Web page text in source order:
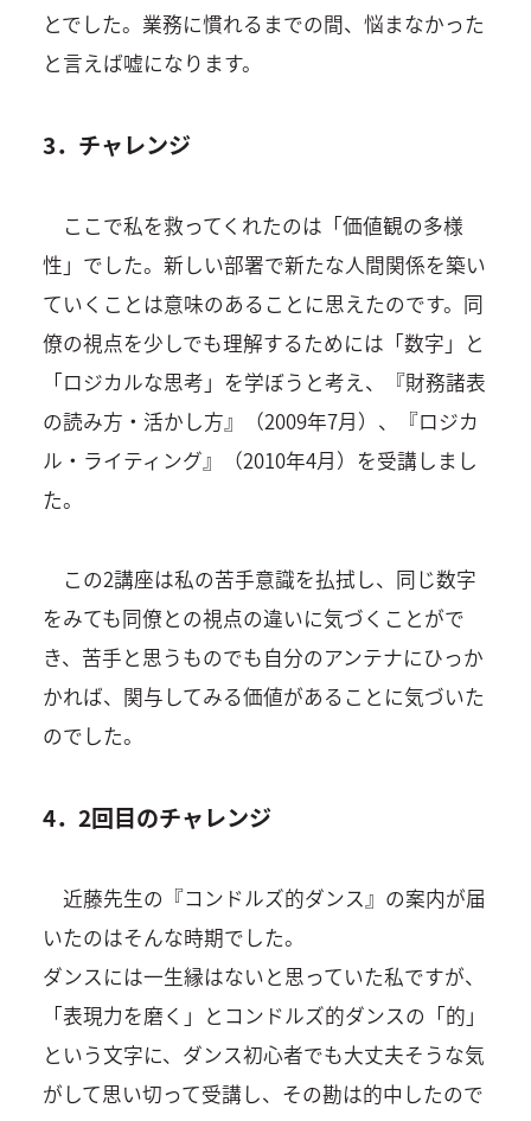
とでした。業務に慣れるまでの間、悩まなかった
と言えば嘘になります。
3．チャレンジ
ここで私を救ってくれたのは「価値観の多様
性」でした。新しい部署で新たな人間関係を築い
ていくことは意味のあることに思えたのです。同
僚の視点を少しでも理解するためには「数字」と
「ロジカルな思考」を学ぼうと考え、『財務諸表
の読み方・活かし方』（2009年7月）、『ロジカ
ル・ライティング』（2010年4月）を受講しまし
た。
この2講座は私の苦手意識を払拭し、同じ数字
をみても同僚との視点の違いに気づくことがで
き、苦手と思うものでも自分のアンテナにひっか
かれば、関与してみる価値があることに気づいた
のでした。
4．2回目のチャレンジ
近藤先生の『コンドルズ的ダンス』の案内が届
いたのはそんな時期でした。
ダンスには一生縁はないと思っていた私ですが、
「表現力を磨く」とコンドルズ的ダンスの「的」
という文字に、ダンス初心者でも大丈夫そうな気
がして思い切って受講し、その勘は的中したので